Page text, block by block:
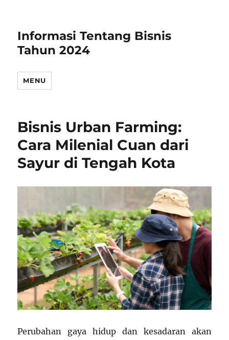
Informasi Tentang Bisnis
Tahun 2024
MENU
Bisnis Urban Farming:
Cara Milenial Cuan dari
Sayur di Tengah Kota
Perubahan gaya hidup dan kesadaran akan